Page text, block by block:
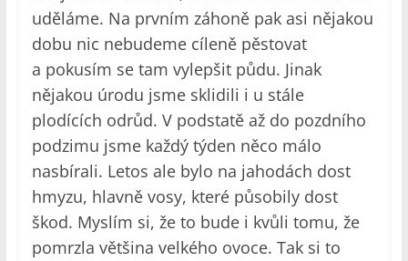
uděláme. Na prvním záhoně pak asi nějakou
dobu nic nebudeme cíleně pěstovat
a pokusím se tam vylepšit půdu. Jinak
nějakou úrodu jsme sklidili i u stále
plodících odrůd. V podstatě až do pozdního
podzimu jsme každý týden něco málo
nasbírali. Letos ale bylo na jahodách dost
hmyzu, hlavně vosy, které působily dost
škod. Myslím si, že to bude i kvůli tomu, že
pomrzla většina velkého ovoce. Tak si to